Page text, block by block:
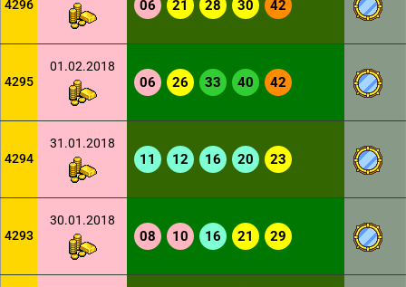
4296 06 21 28 30 42
4295
01.02.2018
06 26 33 40 42
4294
31.01.2018
11 12 16 20 23
4293
30.01.2018
08 10 16 21 29